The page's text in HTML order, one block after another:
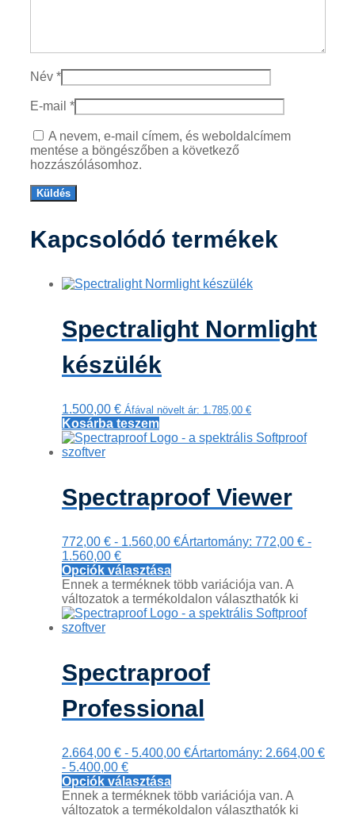
Név *
E-mail *
A nevem, e-mail címem, és weboldalcímem
mentése a böngészőben a következő
hozzászólásomhoz.
Kapcsolódó termékek
Spectralight Normlight
készülék
1.500,00 € Áfával növelt ár: 1.785,00 €
Kosárba teszem
Spectraproof Viewer
772,00 € - 1.560,00 €Ártartomány: 772,00 € -
1.560,00 €
Opciók választása
Ennek a terméknek több variációja van. A
változatok a termékoldalon választhatók ki
Spectraproof
Professional
2.664,00 € - 5.400,00 €Ártartomány: 2.664,00 €
- 5.400,00 €
Opciók választása
Ennek a terméknek több variációja van. A
változatok a termékoldalon választhatók ki